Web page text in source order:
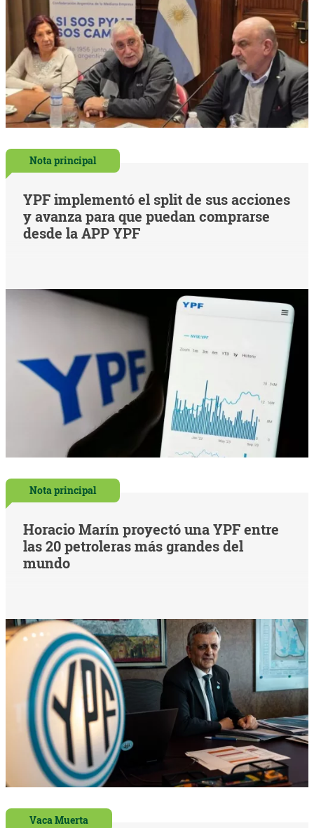
Nota principal
YPF implementó el split de sus acciones
y avanza para que puedan comprarse
desde la APP YPF
Nota principal
Horacio Marín proyectó una YPF entre
las 20 petroleras más grandes del
mundo
Vaca Muerta